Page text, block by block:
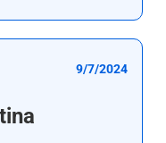
9/7/2024